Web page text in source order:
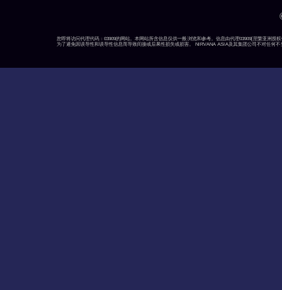
您即将访问代理代码：03909的网站。本网站所含信息仅供一般浏览和参考。信息由代理03909[涅槃亚洲
为了避免因误导性和误导性信息而导致间接或后果性损失或损害。 NIRVANA ASIA及其集团公司不对任何不